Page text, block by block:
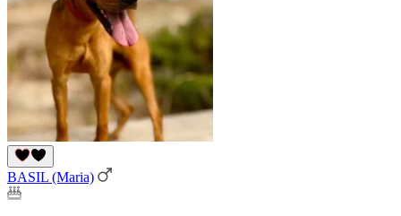
BASIL (Maria)